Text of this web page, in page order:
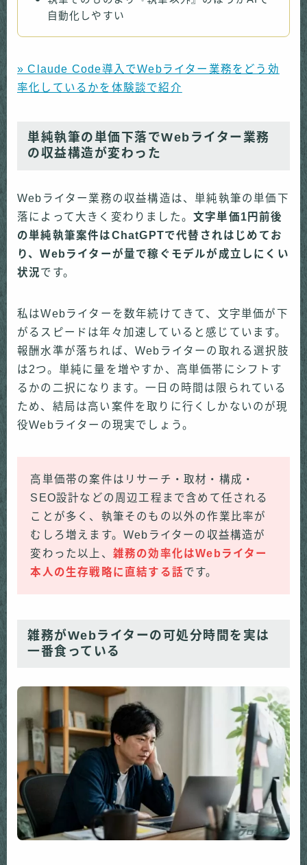
自動化しやすい
» Claude Code導入でWebライター業務をどう効
率化しているかを体験談で紹介
単純執筆の単価下落でWebライター業務
の収益構造が変わった
Webライター業務の収益構造は、単純執筆の単価下
落によって大きく変わりました。 文字単価1円前後
の単純執筆案件はChatGPTで代替されはじめてお
り、Webライターが量で稼ぐモデルが成立しにくい
状況です。
私はWebライターを数年続けてきて、文字単価が下
がるスピードは年々加速していると感じています。
報酬水準が落ちれば、Webライターの取れる選択肢
は2つ。単純に量を増やすか、高単価帯にシフトす
るかの二択になります。一日の時間は限られている
ため、結局は高い案件を取りに行くしかないのが現
役Webライターの現実でしょう。
高単価帯の案件はリサーチ・取材・構成・
SEO設計などの周辺工程まで含めて任される
ことが多く、執筆そのもの以外の作業比率が
むしろ増えます。Webライターの収益構造が
変わった以上、 雑務の効率化はWebライター
本人の生存戦略に直結する話です。
雑務がWebライターの可処分時間を実は
一番食っている